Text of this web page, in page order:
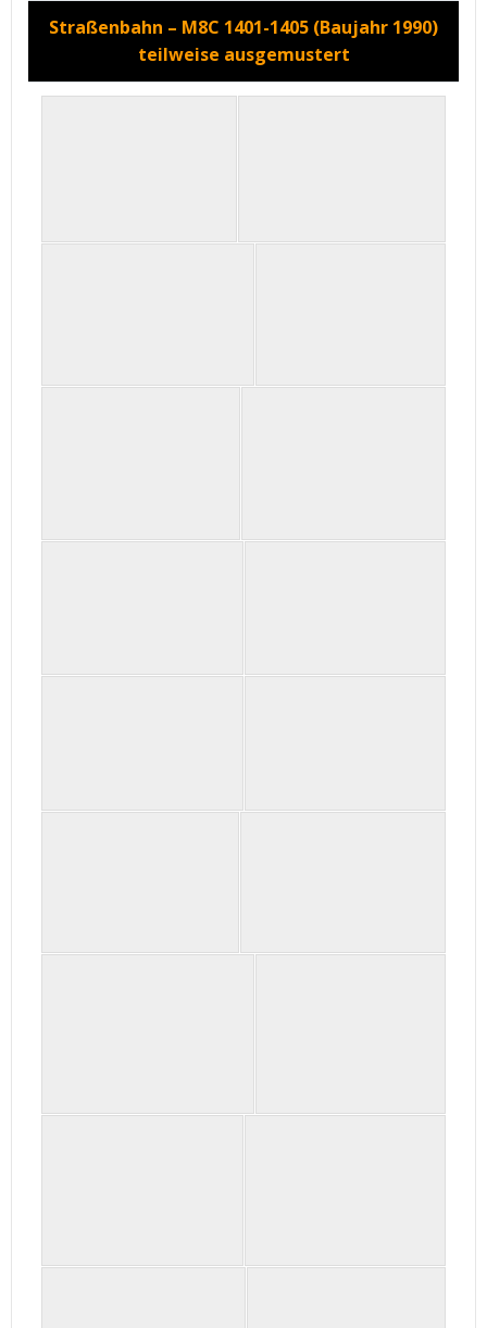
Straßenbahn – M8C 1401-1405 (Baujahr 1990)
teilweise ausgemustert